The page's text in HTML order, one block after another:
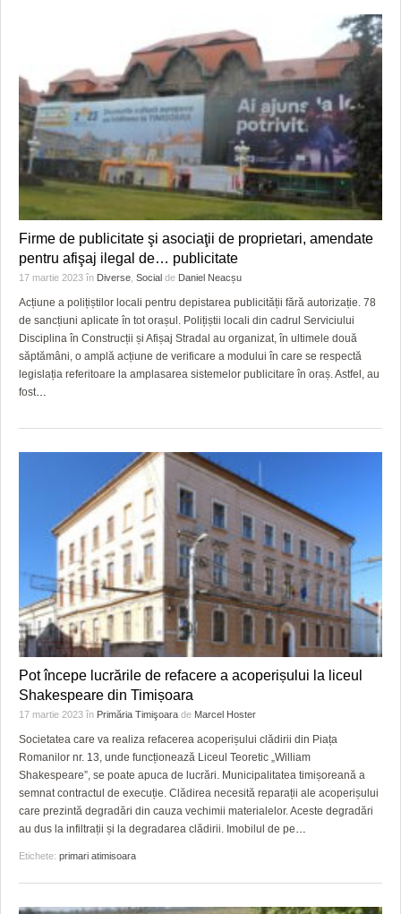
Firme de publicitate şi asociaţii de proprietari, amendate
pentru afişaj ilegal de… publicitate
17 martie 2023 în Diverse Social de Daniel Neacșu
Acțiune a polițiștilor locali pentru depistarea publicității fără autorizație. 78
de sancțiuni aplicate în tot orașul. Polițiștii locali din cadrul Serviciului
Disciplina în Construcții și Afișaj Stradal au organizat, în ultimele două
săptămâni, o amplă acțiune de verificare a modului în care se respectă
legislația referitoare la amplasarea sistemelor publicitare în oraș. Astfel, au
fost
Pot începe lucrările de refacere a acoperișului la liceul
Shakespeare din Timișoara
17 martie 2023 în Primăria Timişoara de Marcel Hoster
Societatea care va realiza refacerea acoperișului clădirii din Piața
Romanilor nr. 13, unde funcționează Liceul Teoretic „William
Shakespeare”, se poate apuca de lucrări. Municipalitatea timișoreană a
semnat contractul de execuție. Clădirea necesită reparații ale acoperișului
care prezintă degradări din cauza vechimii materialelor. Aceste degradări
au dus la infiltrații și la degradarea clădirii. Imobilul de pe…
Etichete: primari atimisoara